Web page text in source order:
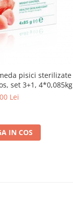
pisici sterilizate
set 3+1, 4*0,085kg
Lei
IN COS